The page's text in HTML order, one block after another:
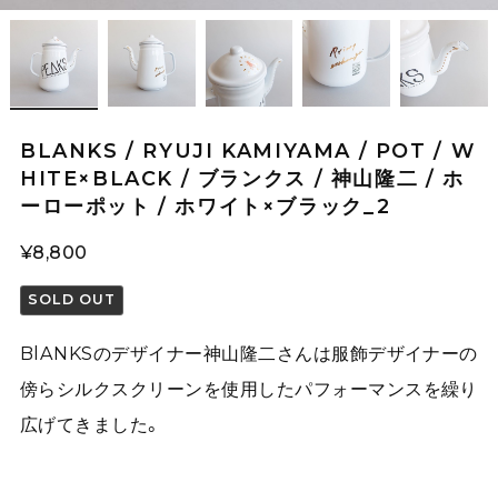
BLANKS / RYUJI KAMIYAMA / POT / W
HITE×BLACK / ブランクス / 神山隆二 / ホ
ーローポット / ホワイト×ブラック_2
¥8,800
SOLD OUT
BlANKSのデザイナー神山隆二さんは服飾デザイナーの
傍らシルクスクリーンを使用したパフォーマンスを繰り
広げてきました。